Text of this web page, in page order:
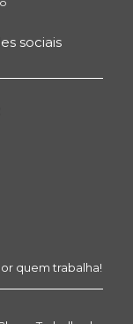
sociais
quem trabalha!